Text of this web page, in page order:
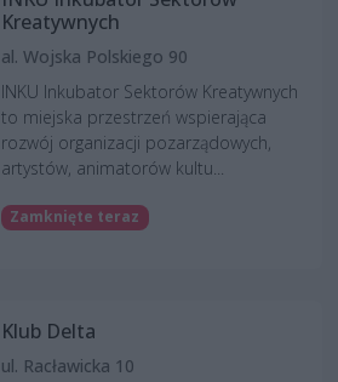
Kreatywnych
al. Wojska Polskiego 90
INKU Inkubator Sektorów Kreatywnych
to miejska przestrzeń wspierająca
rozwój organizacji pozarządowych,
artystów, animatorów kultu...
Zamknięte teraz
Klub Delta
ul. Racławicka 10